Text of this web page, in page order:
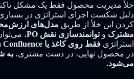
خلأ مدیریت محصول فقط یک مشکل
دلیل شکست اجرای استراتژی در
کردن این خلأ از طریق مدل‌های
مشترک وتوانمندسازی نقش PO
،
استراتژی فقط روی کاغذ یا Jira Confluence
در محصول نهایی، در دست مشتری، به
می‌شود.